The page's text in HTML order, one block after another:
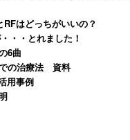
はどっちがいいの？
・・とれました！
6曲
の治療法 資料
用事例